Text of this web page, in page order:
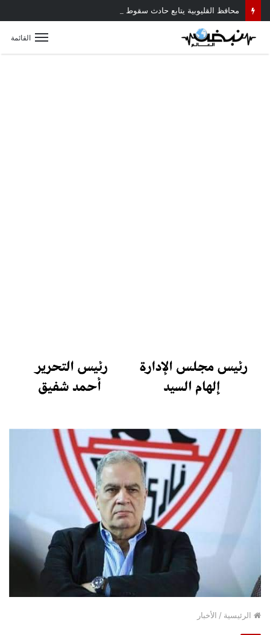
القائمة
الرئيسية / الأخبار